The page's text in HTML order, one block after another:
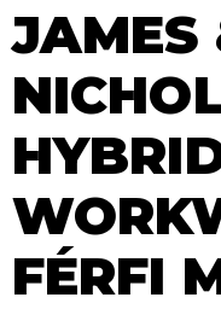
JAMES
FÉRFI